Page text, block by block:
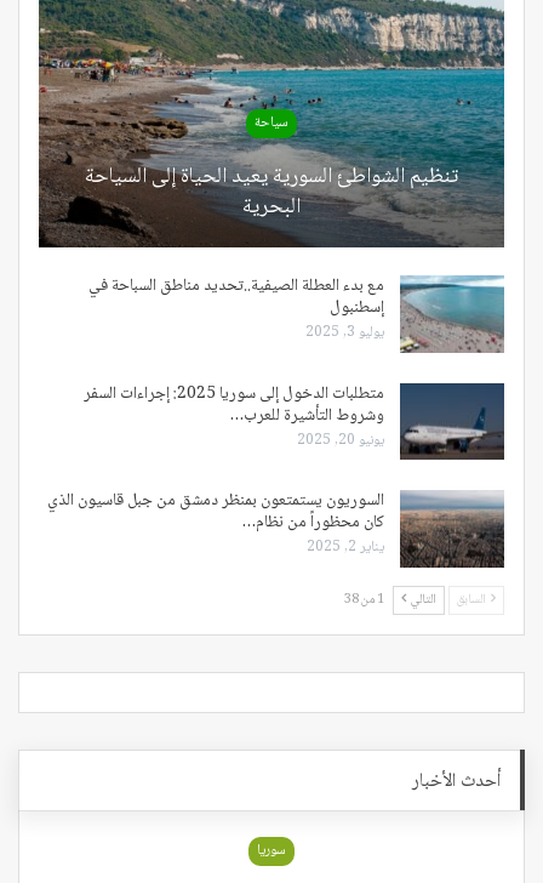
سياحة
تنظيم الشواطئ السورية يعيد الحياة إلى السياحة
البحرية
مع بدء العطلة الصيفية..تحديد مناطق السباحة في
إسطنبول
يوليو 3, 2025
متطلبات الدخول إلى سوريا 2025: إجراءات السفر
وشروط التأشيرة للعرب…
يونيو 20, 2025
السوريون يستمتعون بمنظر دمشق من جبل قاسيون الذي
كان محظوراً من نظام…
يناير 2, 2025
السابق التالي 1 من 38
أحدث الأخبار
سوريا